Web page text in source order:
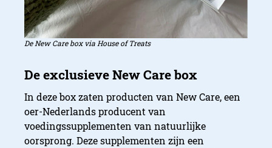
De New Care box via House of Treats
In deze box zaten producten van New Care, een
oer-Nederlands producent van
voedingssupplementen van natuurlijke
oorsprong. Deze supplementen zijn een